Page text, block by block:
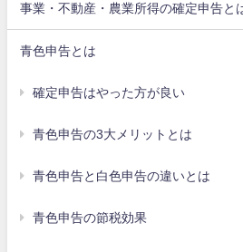
事業・不動産・農業所得の確定申告と
青色申告とは
確定申告はやった方が良い
青色申告の3大メリットとは
青色申告と白色申告の違いとは
青色申告の節税効果